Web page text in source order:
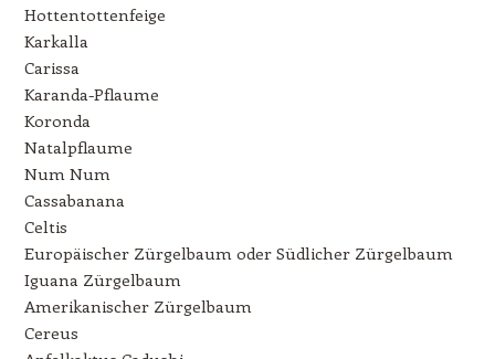
Hottentottenfeige
Karkalla
Carissa
Karanda-Pflaume
Koronda
Natalpflaume
Num Num
Cassabanana
Celtis
Europäischer Zürgelbaum oder Südlicher Zürgelbaum
Iguana Zürgelbaum
Amerikanischer Zürgelbaum
Cereus